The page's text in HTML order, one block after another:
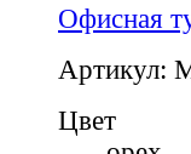
Офисная
Артикул:
Цвет